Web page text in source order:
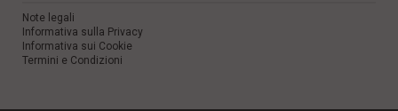
Note legali
Informativa sulla Privacy
Informativa sui Cookie
Termini e Condizioni